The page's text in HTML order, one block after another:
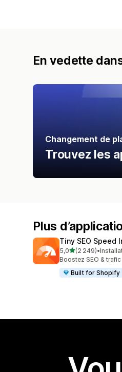
En vedette
Changement de
Trouvez les
Plus
Tiny SEO Speed
5,0étoile(s) sur 5
(2 249)
2249 avis au total
•
Boostez SEO &
Built for Shopify